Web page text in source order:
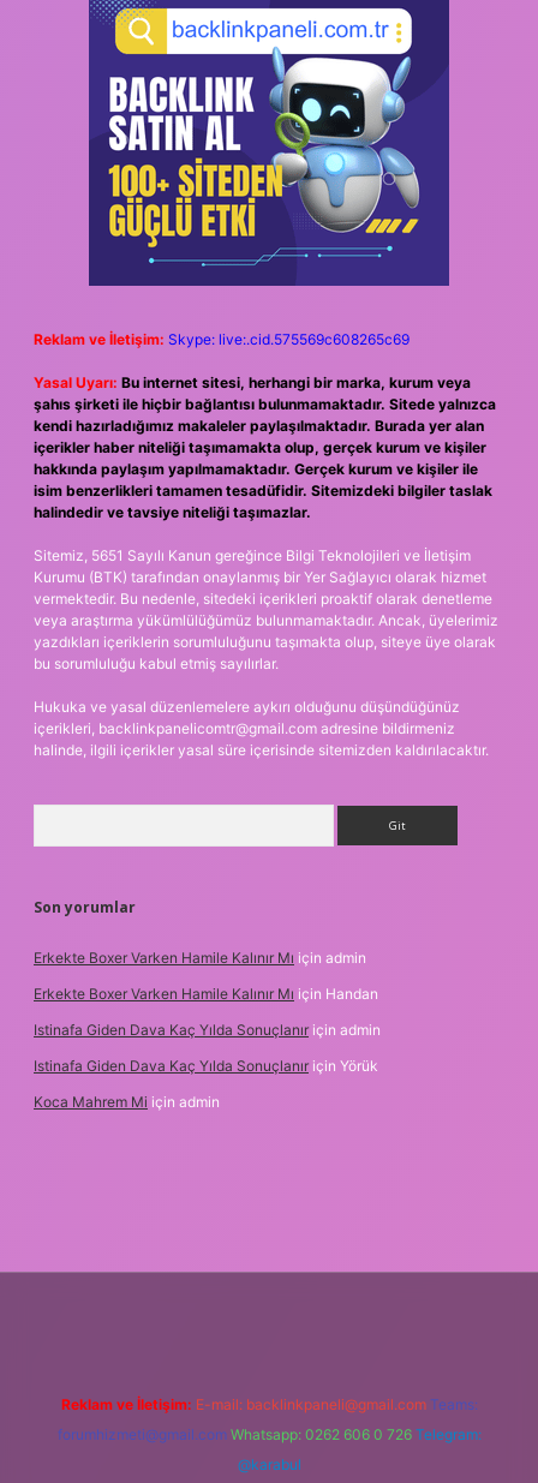
Reklam ve İletişim: Skype: live:.cid.575569c608265c69
Yasal Uyarı: Bu internet sitesi, herhangi bir marka, kurum veya
şahıs şirketi ile hiçbir bağlantısı bulunmamaktadır. Sitede yalnızca
kendi hazırladığımız makaleler paylaşılmaktadır. Burada yer alan
içerikler haber niteliği taşımamakta olup, gerçek kurum ve kişiler
hakkında paylaşım yapılmamaktadır. Gerçek kurum ve kişiler ile
isim benzerlikleri tamamen tesadüfidir. Sitemizdeki bilgiler taslak
halindedir ve tavsiye niteliği taşımazlar.
Sitemiz, 5651 Sayılı Kanun gereğince Bilgi Teknolojileri ve İletişim
Kurumu (BTK) tarafından onaylanmış bir Yer Sağlayıcı olarak hizmet
vermektedir. Bu nedenle, sitedeki içerikleri proaktif olarak denetleme
veya araştırma yükümlülüğümüz bulunmamaktadır. Ancak, üyelerimiz
yazdıkları içeriklerin sorumluluğunu taşımakta olup, siteye üye olarak
bu sorumluluğu kabul etmiş sayılırlar.
Hukuka ve yasal düzenlemelere aykırı olduğunu düşündüğünüz
içerikleri, backlinkpanelicomtr@gmail.com adresine bildirmeniz
halinde, ilgili içerikler yasal süre içerisinde sitemizden kaldırılacaktır.
Son yorumlar
Erkekte Boxer Varken Hamile Kalınır Mı için admin
Erkekte Boxer Varken Hamile Kalınır Mı için Handan
Istinafa Giden Dava Kaç Yılda Sonuçlanır için admin
Istinafa Giden Dava Kaç Yılda Sonuçlanır için Yörük
Koca Mahrem Mi için admin
Reklam ve İletişim: E-mail: backlinkpaneli@gmail.com Teams:
forumhizmeti@gmail.com Whatsapp: 0262 606 0 726 Telegram:
@karabul